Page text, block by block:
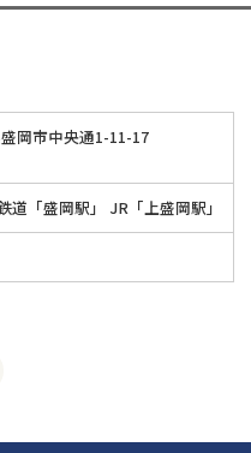
岡市中央通1-11-17
道「盛岡駅」 JR「上盛岡駅」